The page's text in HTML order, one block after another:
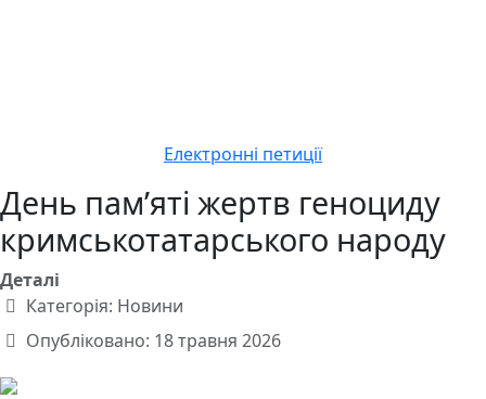
Електронні петиції
День пам’яті жертв геноциду
кримськотатарського народу
Деталі
Категорія: Новини
Опубліковано: 18 травня 2026